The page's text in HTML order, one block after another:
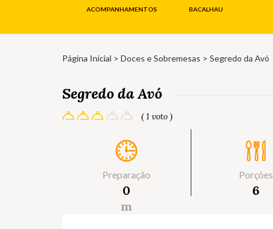
ACOMPANHAMENTOS BACALHAU
Página Inicial > Doces e Sobremesas > Segredo da Avó
Segredo da Avó
( 1 voto )
Preparação
0
m
Porções
6